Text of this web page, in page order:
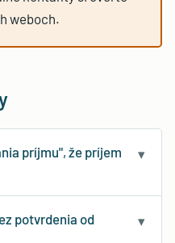
weboch.
príjmu", že príjem
▾
potvrdenia od
▾